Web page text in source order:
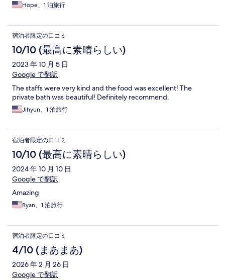
Hope、1 泊旅行
宿泊者限定の口コミ
10/10 (最高に素晴らしい)
2023 年 10 月 5 日
Google で翻訳
The staffs were very kind and the food was excellent! The
private bath was beautiful! Definitely recommend.
Jihyun、1 泊旅行
宿泊者限定の口コミ
10/10 (最高に素晴らしい)
2024 年 10 月 10 日
Google で翻訳
Amazing
Ryan、1 泊旅行
宿泊者限定の口コミ
4/10 (まあまあ)
2026 年 2 月 26 日
Google で翻訳